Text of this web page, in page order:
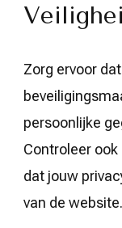
Zorg ervoor
persoonlijke
Controleer
dat jouw
van de website.